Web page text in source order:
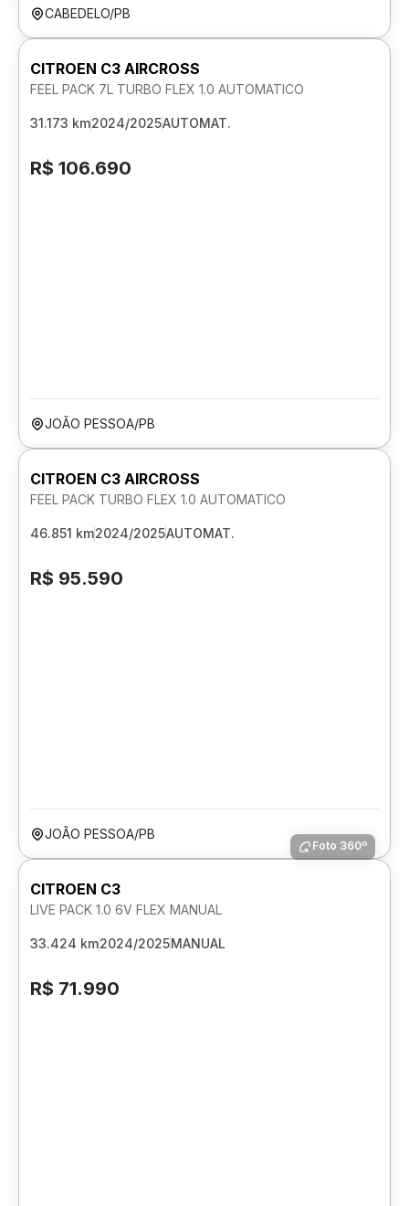
CABEDELO/PB
CITROEN C3 AIRCROSS
FEEL PACK 7L TURBO FLEX 1.0 AUTOMATICO
31.173 km2024/2025AUTOMAT.
R$ 106.690
JOÃO PESSOA/PB
CITROEN C3 AIRCROSS
FEEL PACK TURBO FLEX 1.0 AUTOMATICO
46.851 km2024/2025AUTOMAT.
R$ 95.590
JOÃO PESSOA/PB
Foto 360º
CITROEN C3
LIVE PACK 1.0 6V FLEX MANUAL
33.424 km2024/2025MANUAL
R$ 71.990